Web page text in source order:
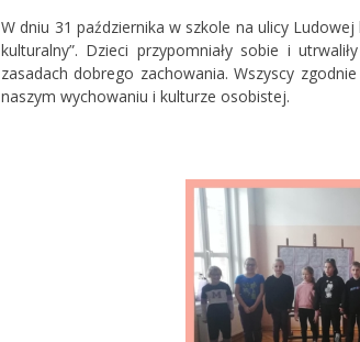
W dniu 31 października w szkole na ulicy
kulturalny”. Dzieci przypomniały sobie i
zasadach dobrego zachowania. Wszyscy
naszym wychowaniu i kulturze osobistej.